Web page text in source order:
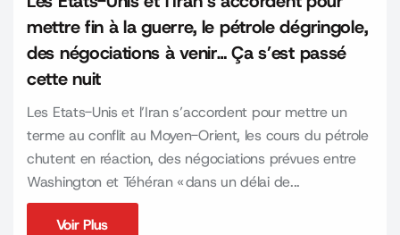
mettre fin à la guerre, le pétrole dégringole,
des négociations à venir… Ça s’est passé
cette nuit
Les Etats-Unis et l’Iran s’accordent pour mettre un
terme au conflit au Moyen-Orient, les cours du pétrole
chutent en réaction, des négociations prévues entre
Washington et Téhéran « dans un délai de...
Voir Plus